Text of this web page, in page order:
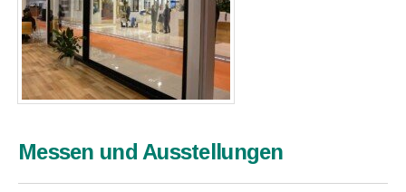
Messen und Ausstellungen